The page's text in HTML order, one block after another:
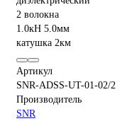
Артикул
SNR-ADSS-UT-01-02/2
Производитель
SNR